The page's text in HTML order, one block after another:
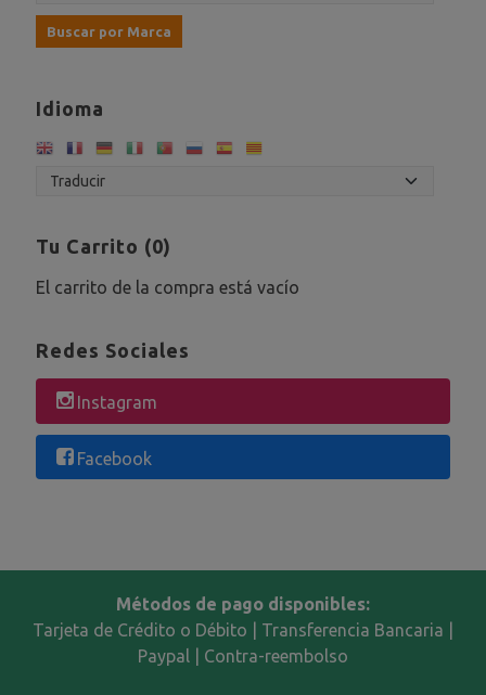
Idioma
Tu Carrito (0)
El carrito de la compra está vacío
Redes Sociales
Instagram
Facebook
Métodos de pago disponibles:
Tarjeta de Crédito o Débito | Transferencia Bancaria |
Paypal | Contra-reembolso